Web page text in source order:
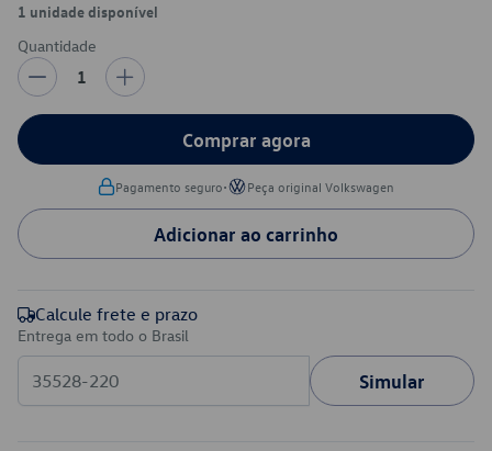
1 unidade disponível
Quantidade
1
Comprar agora
Pagamento seguro• Peça original Volkswagen
Adicionar ao carrinho
Calcule frete e prazo
Entrega em todo o Brasil
Simular